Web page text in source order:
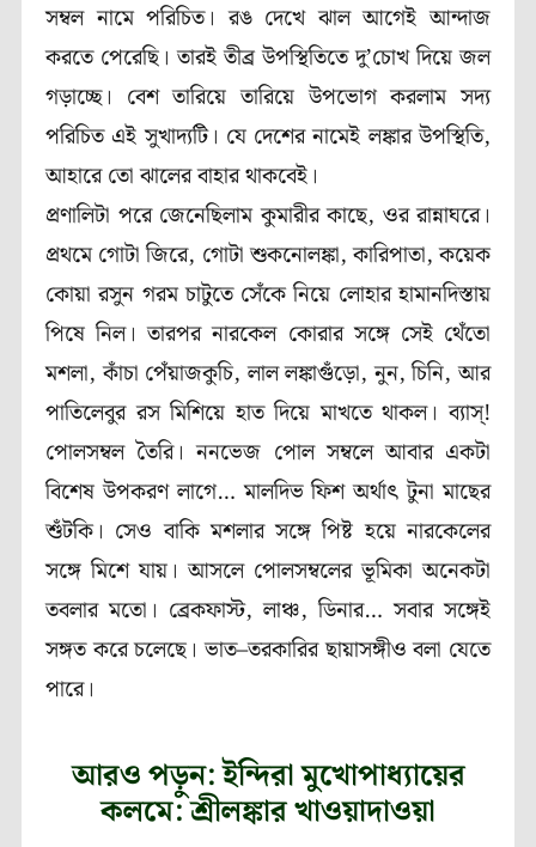
সম্বল নামে পরিচিত। রঙ দেখে ঝাল আগেই আন্দাজ
করতে পেরেছি। তারই তীব্র উপস্থিতিতে দু’চোখ দিয়ে জল
গড়াচ্ছে। বেশ তারিয়ে তারিয়ে উপভোগ করলাম সদ্য
পরিচিত এই সুখাদ্যটি। যে দেশের নামেই লঙ্কার উপস্থিতি,
আহারে তো ঝালের বাহার থাকবেই।
প্রণালিটা পরে জেনেছিলাম কুমারীর কাছে, ওর রান্নাঘরে।
প্রথমে গোটা জিরে, গোটা শুকনোলঙ্কা, কারিপাতা, কয়েক
কোয়া রসুন গরম চাটুতে সেঁকে নিয়ে লোহার হামানদিস্তায়
পিষে নিল। তারপর নারকেল কোরার সঙ্গে সেই থেঁতো
মশলা, কাঁচা পেঁয়াজকুচি, লাল লঙ্কাগুঁড়ো, নুন, চিনি, আর
পাতিলেবুর রস মিশিয়ে হাত দিয়ে মাখতে থাকল। ব্যাস্‌!
পোলসম্বল তৈরি। ননভেজ পোল সম্বলে আবার একটা
বিশেষ উপকরণ লাগে… মালদিভ ফিশ অর্থাৎ টুনা মাছের
শুঁটকি। সেও বাকি মশলার সঙ্গে পিষ্ট হয়ে নারকেলের
সঙ্গে মিশে যায়। আসলে পোলসম্বলের ভূমিকা অনেকটা
তবলার মতো। ব্রেকফাস্ট, লাঞ্চ, ডিনার… সবার সঙ্গেই
সঙ্গত করে চলেছে। ভাত–তরকারির ছায়াসঙ্গীও বলা যেতে
পারে।
আরও পড়ুন: ইন্দিরা মুখোপাধ্যায়ের
কলমে: শ্রীলঙ্কার খাওয়াদাওয়া